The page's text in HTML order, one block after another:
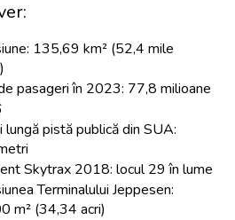
135,69 km² (52,4 mile
pasageri în 2023: 77,8 milioane
lungă pistă publică din SUA:
Skytrax 2018: locul 29 în lume
Terminalului Jeppesen:
m² (34,34 acri)